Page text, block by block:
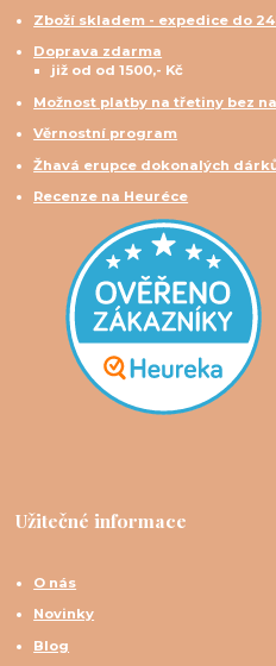
Zboží skladem - expedice do
Doprava zdarma
již od od 1500,- Kč
Možnost platby na třetiny bez
Věrnostní program
Žhavá erupce dokonalých
Recenze na Heuréce
Užitečné informace
O nás
Novinky
Blog